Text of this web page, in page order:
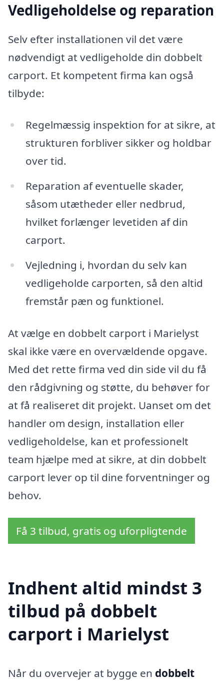
Vedligeholdelse og reparation
Selv efter installationen vil det være
nødvendigt at vedligeholde din dobbelt
carport. Et kompetent firma kan også
tilbyde:
Regelmæssig inspektion for at sikre, at
strukturen forbliver sikker og holdbar
over tid.
Reparation af eventuelle skader,
såsom utætheder eller nedbrud,
hvilket forlænger levetiden af din
carport.
Vejledning i, hvordan du selv kan
vedligeholde carporten, så den altid
fremstår pæn og funktionel.
At vælge en dobbelt carport i Marielyst
skal ikke være en overvældende opgave.
Med det rette firma ved din side vil du få
den rådgivning og støtte, du behøver for
at få realiseret dit projekt. Uanset om det
handler om design, installation eller
vedligeholdelse, kan et professionelt
team hjælpe med at sikre, at din dobbelt
carport lever op til dine forventninger og
behov.
Få 3 tilbud, gratis og uforpligtende
Indhent altid mindst 3
tilbud på dobbelt
carport i Marielyst
Når du overvejer at bygge en dobbelt